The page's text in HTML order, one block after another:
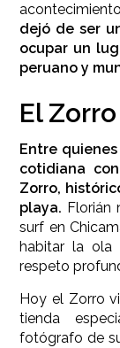
dejó de ser
ocupar un
peruano y
El
Entre
cotidiana
Zorro,
playa.
surf en
habitar la
respeto
Hoy el Zorro
tienda
fotógrafo de